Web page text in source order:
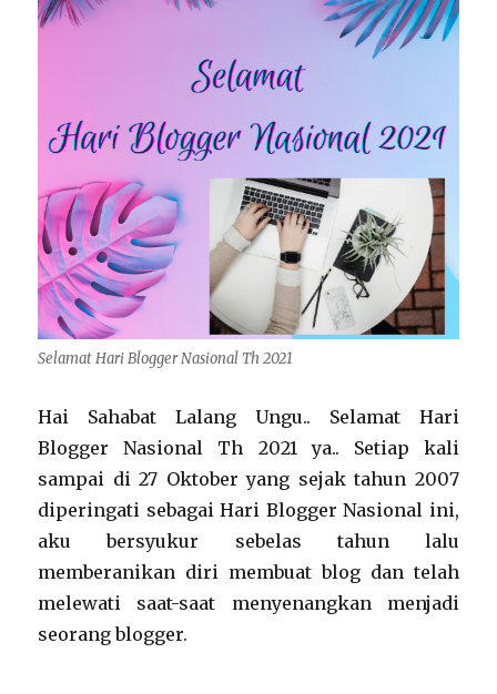
Selamat Hari Blogger Nasional Th 2021
Hai Sahabat Lalang Ungu.. Selamat Hari
Blogger Nasional Th 2021 ya.. Setiap kali
sampai di 27 Oktober yang sejak tahun 2007
diperingati sebagai Hari Blogger Nasional ini,
aku bersyukur sebelas tahun lalu
memberanikan diri membuat blog dan telah
melewati saat-saat menyenangkan menjadi
seorang blogger.